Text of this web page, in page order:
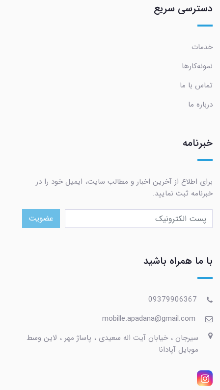
دسترسی سریع
خدمات
نمونه‌کارها
تماس با ما
درباره ما
خبرنامه
برای اطلاع از آخرین اخبار و مطالب سایت، ایمیل خود را در
خبرنامه ثبت نمایید.
عضویت
با ما همراه باشید
09379906367
mobille.apadana@gmail.com
سیرجان ، خیابان آیت اله سعیدی ، پاساژ مهر ، لاین وسط
موبایل آپادانا